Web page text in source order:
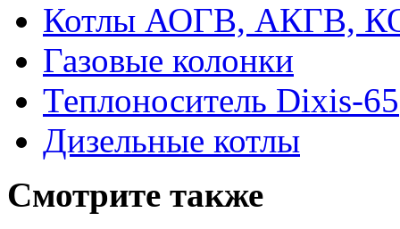
Котлы АОГВ, АКГВ,
Газовые колонки
Теплоноситель Dixis-65
Дизельные котлы
Смотрите также